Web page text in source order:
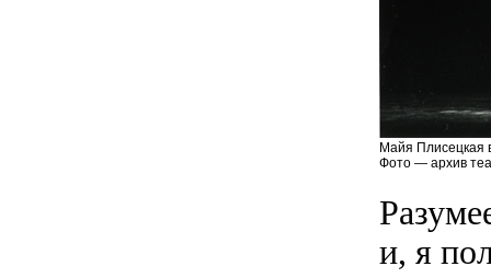
Майя Плисецкая
Фото — архив
и, я